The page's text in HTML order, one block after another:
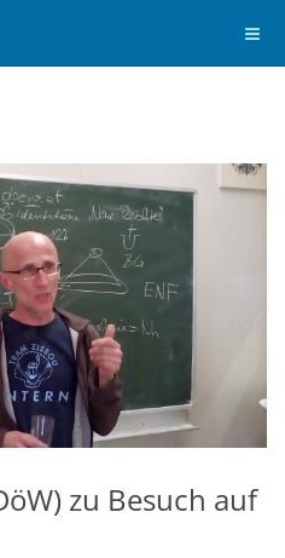
zu Besuch auf